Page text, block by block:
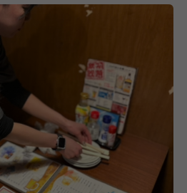
を発揮してください。